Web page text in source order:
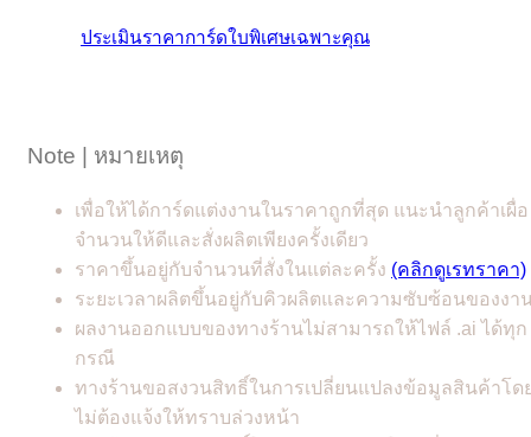
ประเมินราคาการ์ดใบพิเศษเฉพาะคุณ
Note | หมายเหตุ
เพื่อให้ได้การ์ดแต่งงานในราคาถูกที่สุด แนะนำลูกค้าเผื่อ
จำนวนให้ดีและสั่งผลิตเพียงครั้งเดียว
ราคาขึ้นอยู่กับจำนวนที่สั่งในแต่ละครั้ง (คลิกดูเรทราคา)
ระยะเวลาผลิตขึ้นอยู่กับคิวผลิตและความซับซ้อนของงา
ผลงานออกแบบของทางร้านไม่สามารถให้ไฟล์ .ai ได้ทุก
กรณี
ทางร้านขอสงวนสิทธิ์ในการเปลี่ยนแปลงข้อมูลสินค้าโด
ไม่ต้องแจ้งให้ทราบล่วงหน้า